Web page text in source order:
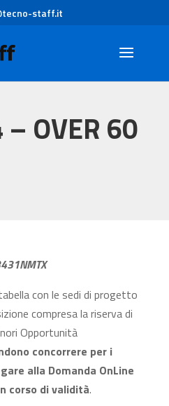
staff.it
OVER 60
con le sedi di progetto
compresa la riserva di
Opportunità
concorrere per i
alla Domanda OnLine
corso di validità.